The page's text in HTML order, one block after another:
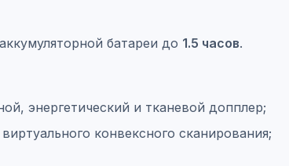
батареи до 1.5 часов.
энергетический и тканевой допплер;
конвексного сканирования;